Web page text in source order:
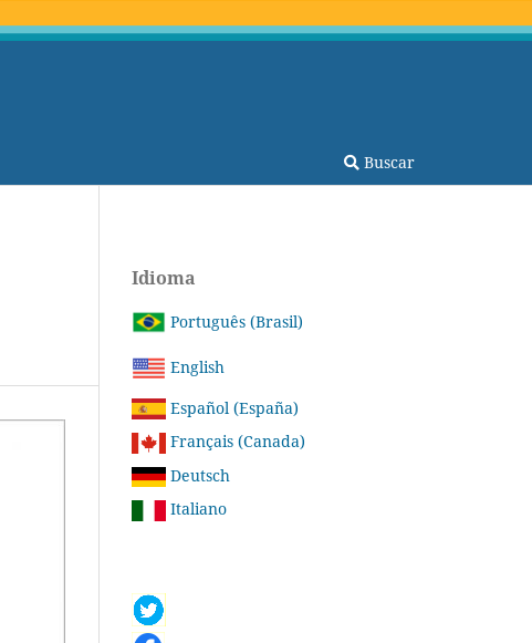
Buscar
Idioma
Português (Brasil)
English
Español (España)
Français (Canada)
Deutsch
Italiano